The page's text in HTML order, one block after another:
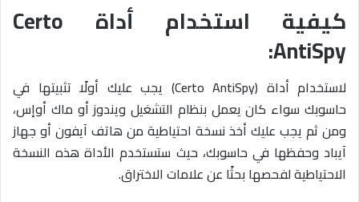
كيفية استخدام أداة Certo
AntiSpy:
لاستخدام أداة (Certo AntiSpy) يجب عليك أولًا تثبيتها في
حاسوبك سواء كان يعمل بنظام التشغيل ويندوز أو ماك أوإس،
ومن ثم يجب عليك أخذ نسخة احتياطية من هاتف آيفون أو جهاز
آيباد وحفظها في حاسوبك، حيث ستستخدم الأداة هذه النسخة
الاحتياطية لفحصها بحثًا عن علامات الاختراق.